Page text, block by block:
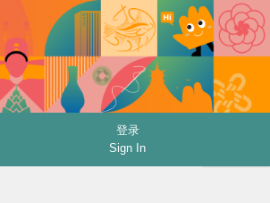
登录
Sign In